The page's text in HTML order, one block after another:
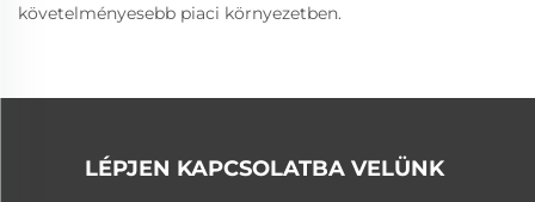
követelményesebb piaci környezetben.
LÉPJEN KAPCSOLATBA VELÜNK